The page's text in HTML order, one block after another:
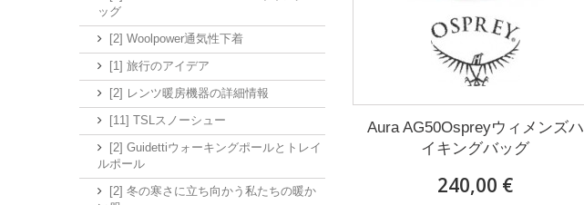
ッグ
[2] Woolpower通気性下着
[1] 旅行のアイデア
[2] レンツ暖房機器の詳細情報
[11] TSLスノーシュー
[2] Guidettiウォーキングポールとトレイ
ルポール
[2] 冬の寒さに立ち向かう私たちの暖か
Aura AG50Ospreyウィメンズハ
イキングバッグ
240,00 €